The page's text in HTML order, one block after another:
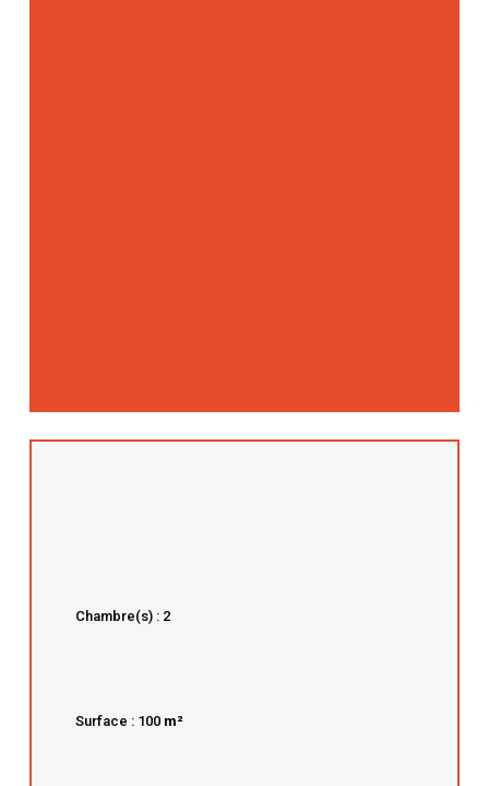
Chambre(s) : 2
Surface : 100 m²